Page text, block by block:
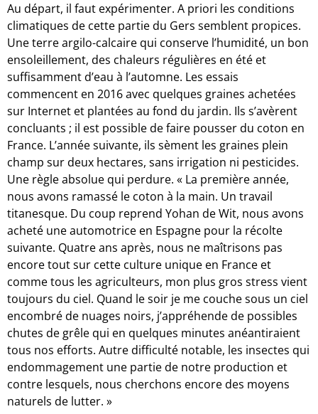
Au départ, il faut expérimenter. A priori les conditions
climatiques de cette partie du Gers semblent propices.
Une terre argilo-calcaire qui conserve l’humidité, un bon
ensoleillement, des chaleurs régulières en été et
suffisamment d’eau à l’automne. Les essais
commencent en 2016 avec quelques graines achetées
sur Internet et plantées au fond du jardin. Ils s’avèrent
concluants ; il est possible de faire pousser du coton en
France. L’année suivante, ils sèment les graines plein
champ sur deux hectares, sans irrigation ni pesticides.
Une règle absolue qui perdure. « La première année,
nous avons ramassé le coton à la main. Un travail
titanesque. Du coup reprend Yohan de Wit, nous avons
acheté une automotrice en Espagne pour la récolte
suivante. Quatre ans après, nous ne maîtrisons pas
encore tout sur cette culture unique en France et
comme tous les agriculteurs, mon plus gros stress vient
toujours du ciel. Quand le soir je me couche sous un ciel
encombré de nuages noirs, j’appréhende de possibles
chutes de grêle qui en quelques minutes anéantiraient
tous nos efforts. Autre difficulté notable, les insectes qui
endommagement une partie de notre production et
contre lesquels, nous cherchons encore des moyens
naturels de lutter. »